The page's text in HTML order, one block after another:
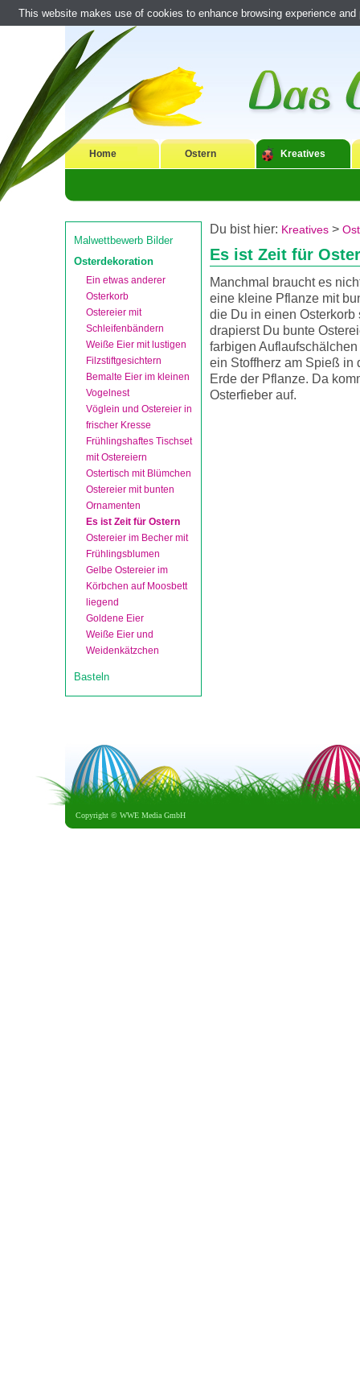
Home Ostern Kreatives
Malwettbewerb Bilder
Osterdekoration
Ein etwas anderer
Osterkorb
Ostereier mit
Schleifenbändern
Weiße Eier mit lustigen
Filzstiftgesichtern
Bemalte Eier im kleinen
Vogelnest
Vöglein und Ostereier in
frischer Kresse
Frühlingshaftes Tischset
mit Ostereiern
Ostertisch mit Blümchen
Ostereier mit bunten
Ornamenten
Es ist Zeit für Ostern
Ostereier im Becher mit
Frühlingsblumen
Gelbe Ostereier im
Körbchen auf Moosbett
liegend
Goldene Eier
Weiße Eier und
Weidenkätzchen
Basteln
Du bist hier: Kreatives >
Es ist Zeit für
Manchmal braucht es
eine kleine Pflanze mit
die Du in einen Osterkorb
drapierst Du bunte
farbigen
ein Stoffherz am Spieß in
Erde der Pflanze. Da
Osterfieber auf.
Copyright © WWE Media GmbH
This website makes use of cookies to enhance browsing experience